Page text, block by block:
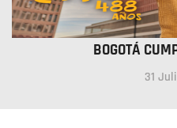
BOGOTÁ
31